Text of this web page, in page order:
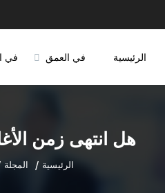
الرئيسية في العمق في
هل انتهى زمن
الرئيسية المجلة